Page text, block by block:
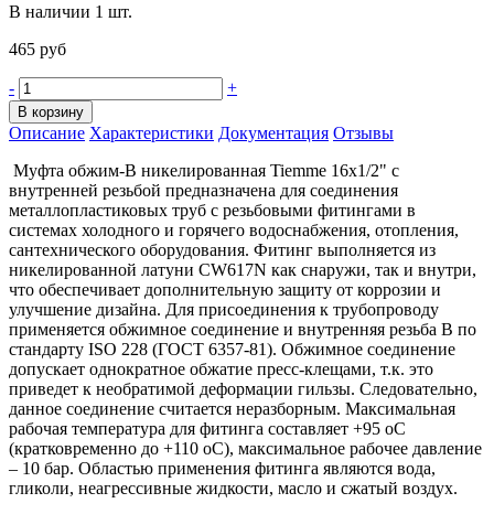
В наличии 1 шт.
465 руб
- +
В корзину
Описание Характеристики Документация Отзывы
Муфта обжим-B никелированная Tiemme 16х1/2" с
внутренней резьбой предназначена для соединения
металлопластиковых труб с резьбовыми фитингами в
системах холодного и горячего водоснабжения, отопления,
сантехнического оборудования. Фитинг выполняется из
никелированной латуни CW617N как снаружи, так и внутри,
что обеспечивает дополнительную защиту от коррозии и
улучшение дизайна. Для присоединения к трубопроводу
применяется обжимное соединение и внутренняя резьба B по
стандарту ISO 228 (ГОСТ 6357-81). Обжимное соединение
допускает однократное обжатие пресс-клещами, т.к. это
приведет к необратимой деформации гильзы. Следовательно,
данное соединение считается неразборным. Максимальная
рабочая температура для фитинга составляет +95 оС
(кратковременно до +110 оС), максимальное рабочее давление
– 10 бар. Областью применения фитинга являются вода,
гликоли, неагрессивные жидкости, масло и сжатый воздух.